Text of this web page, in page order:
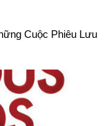
Cuộc Phiêu Lưu